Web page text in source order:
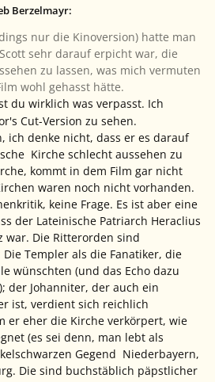
Berzelmayr:
nur die Kinoversion) hatte man
sehr darauf erpicht war, die
zu lassen, was mich vermuten
wohl gehasst hätte.
du wirklich was verpasst. Ich
Cut-Version zu sehen.
ich denke nicht, dass er es darauf
Kirche schlecht aussehen zu
kommt in dem Film gar nicht
waren noch nicht vorhanden.
keine Frage. Es ist aber eine
der Lateinische Patriarch Heraclius
Die Ritterorden sind
Templer als die Fanatiker, die
wünschten (und das Echo dazu
der Johanniter, der auch ein
ist, verdient sich reichlich
er eher die Kirche verkörpert, wie
(es sei denn, man lebt als
Gegend Niederbayern,
Die sind buchstäblich päpstlicher